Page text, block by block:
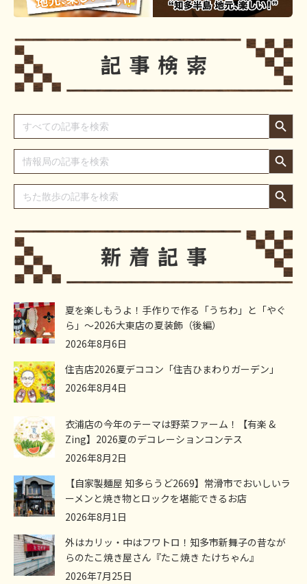
Search
for:
Search Button
Search
for:
Search Button
Search
for:
Search Button
夏を楽しもうよ！手作りで作る「うちわ」と「やぐ
ら」～2026大東店の夏装飾（後編）
2026年8月6日
住吉店2026夏デココン「住吉ひまわりガーデン」
2026年8月4日
衣浦店の今年のテーマは野菜ファーム！【有楽 &
Zing】2026夏のデコレーションコンテス
2026年8月2日
【自家製麺屋 知多らうど2669】常滑市でおいしいラ
ーメンと焼き物とロックを堪能できるお店
2026年8月1日
外はカリッ・中はフワトロ！知多市新舞子の昔なが
らのたこ焼き屋さん『たこ焼き たけちゃん』
2026年7月25日